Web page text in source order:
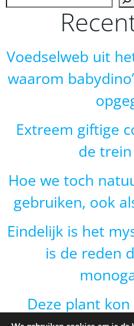
Voedselweb uit
waarom
Extreem giftige
de
Hoe we toch
gebruiken, ook
Eindelijk is het
is de reden
Deze plant